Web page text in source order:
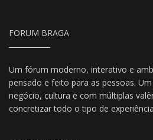
FORUM BRAGA
Um fórum moderno, interativo e
pensado e feito para as pessoas.
negócio, cultura e com múltiplas
concretizar todo o tipo de